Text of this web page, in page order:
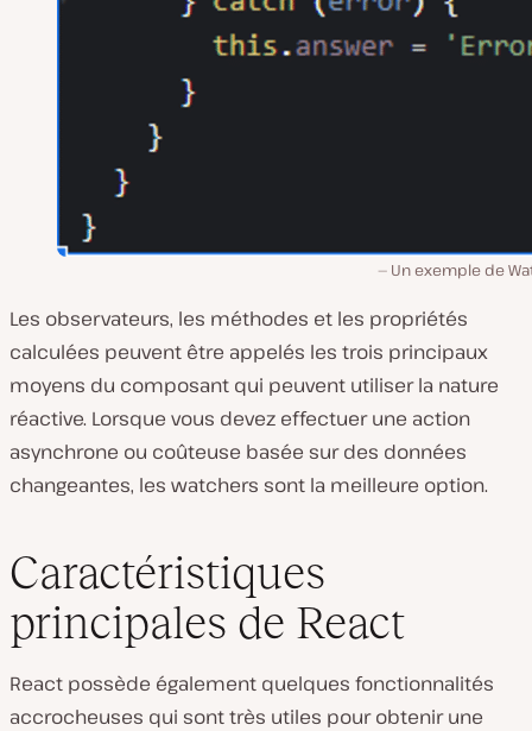
Un exemple de
Les observateurs, les méthodes et les propriétés
calculées peuvent être appelés les trois principaux
moyens du composant qui peuvent utiliser la nature
réactive. Lorsque vous devez effectuer une action
asynchrone ou coûteuse basée sur des données
changeantes, les watchers sont la meilleure option.
Caractéristiques
principales de React
React possède également quelques fonctionnalités
accrocheuses qui sont très utiles pour obtenir une